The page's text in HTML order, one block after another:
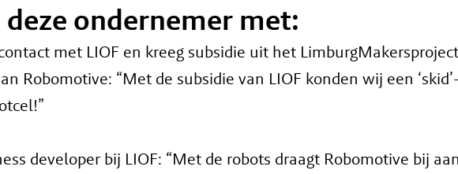
deze ondernemer met:
met LIOF en kreeg subsidie uit het
Robomotive: “Met de subsidie van LIOF konden wij een
developer bij LIOF: “Met de robots draagt Robomotive bij